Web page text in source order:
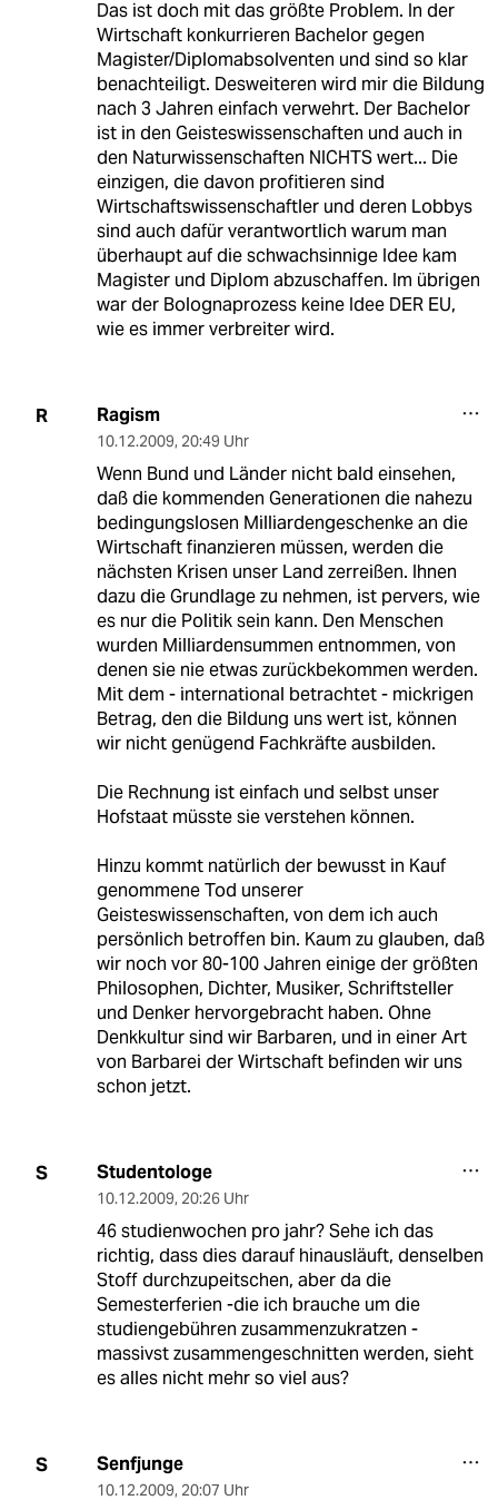
Das ist doch mit das größte Problem. In der
Wirtschaft konkurrieren Bachelor gegen
Magister/Diplomabsolventen und sind so klar
benachteiligt. Desweiteren wird mir die Bildung
nach 3 Jahren einfach verwehrt. Der Bachelor
ist in den Geisteswissenschaften und auch in
den Naturwissenschaften NICHTS wert... Die
einzigen, die davon profitieren sind
Wirtschaftswissenschaftler und deren Lobbys
sind auch dafür verantwortlich warum man
überhaupt auf die schwachsinnige Idee kam
Magister und Diplom abzuschaffen. Im übrigen
war der Bolognaprozess keine Idee DER EU,
wie es immer verbreiter wird.
R Ragism
10.12.2009, 20:49 Uhr
Wenn Bund und Länder nicht bald einsehen,
daß die kommenden Generationen die nahezu
bedingungslosen Milliardengeschenke an die
Wirtschaft finanzieren müssen, werden die
nächsten Krisen unser Land zerreißen. Ihnen
dazu die Grundlage zu nehmen, ist pervers, wie
es nur die Politik sein kann. Den Menschen
wurden Milliardensummen entnommen, von
denen sie nie etwas zurückbekommen werden.
Mit dem - international betrachtet - mickrigen
Betrag, den die Bildung uns wert ist, können
wir nicht genügend Fachkräfte ausbilden.
Die Rechnung ist einfach und selbst unser
Hofstaat müsste sie verstehen können.
Hinzu kommt natürlich der bewusst in Kauf
genommene Tod unserer
Geisteswissenschaften, von dem ich auch
persönlich betroffen bin. Kaum zu glauben, daß
wir noch vor 80-100 Jahren einige der größten
Philosophen, Dichter, Musiker, Schriftsteller
und Denker hervorgebracht haben. Ohne
Denkkultur sind wir Barbaren, und in einer Art
von Barbarei der Wirtschaft befinden wir uns
schon jetzt.
S Studentologe
10.12.2009, 20:26 Uhr
46 studienwochen pro jahr? Sehe ich das
richtig, dass dies darauf hinausläuft, denselben
Stoff durchzupeitschen, aber da die
Semesterferien -die ich brauche um die
studiengebühren zusammenzukratzen -
massivst zusammengeschnitten werden, sieht
es alles nicht mehr so viel aus?
S Senfjunge
10.12.2009, 20:07 Uhr